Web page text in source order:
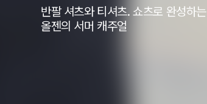
반팔 셔츠와 티셔츠. 쇼츠로 완성하는
올젠의 서머 캐주얼